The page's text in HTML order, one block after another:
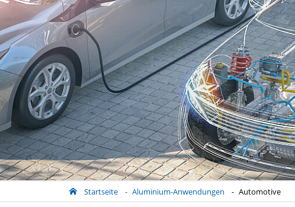
Startseite Aluminium-Anwendungen Automotive